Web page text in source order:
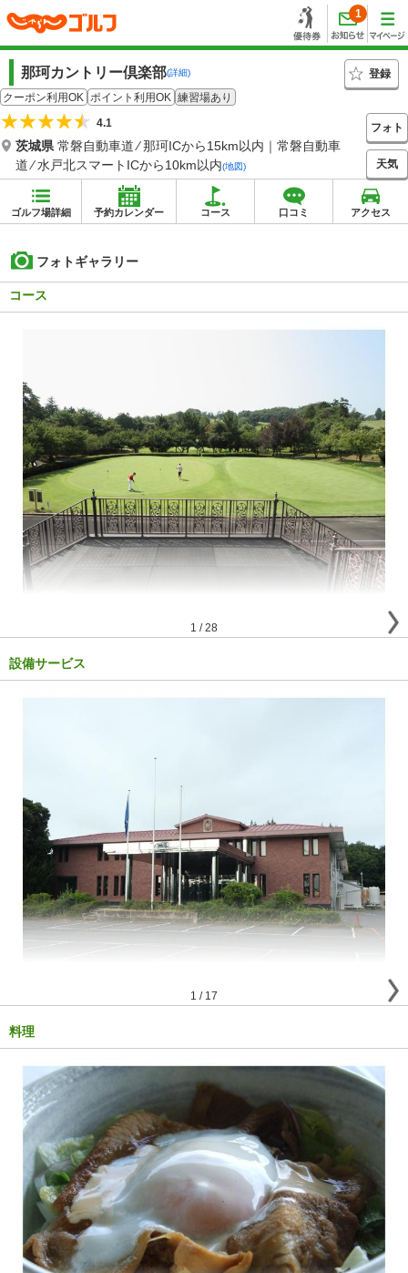
1
那珂カントリー倶楽部(詳細)
登録
クーポン利用OK ポイント利用OK 練習場あり
4.1
茨城県 常磐自動車道 ⁄ 那珂ICから15km以内｜常磐自動車
道 ⁄ 水戸北スマートICから10km以内(地図)
フォト
天気
ゴルフ場詳細 予約カレンダー コース 口コミ アクセス
フォトギャラリー
コース
1 /28
設備サービス
1 / 17
料理